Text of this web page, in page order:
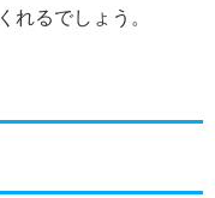
れるでしょう。